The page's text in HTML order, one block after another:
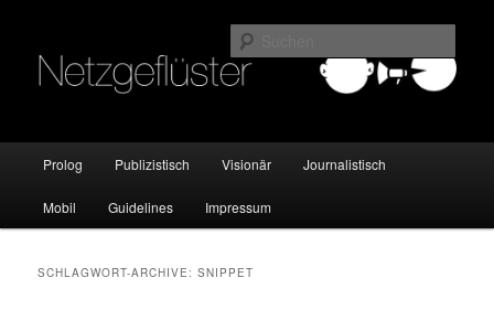
Netzgeflüster
Zum
Inhalt
Zum
sekundären
Prolog Publizistisch Visionär Journalistisch
Mobil Guidelines Impressum
SCHLAGWORT-ARCHIVE:SNIPPET